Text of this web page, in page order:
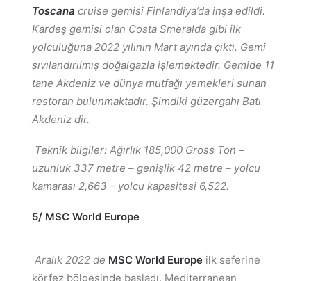
Toscana cruise gemisi Finlandiya’da inşa edildi.
Kardeş gemisi olan Costa Smeralda gibi ilk
yolculuğuna 2022 yılının Mart ayında çıktı. Gemi
sıvılandırılmış doğalgazla işlemektedir. Gemide 11
tane Akdeniz ve dünya mutfağı yemekleri sunan
restoran bulunmaktadır. Şimdiki güzergahı Batı
Akdeniz dir.
Teknik bilgiler: Ağırlık 185,000 Gross Ton –
uzunluk 337 metre – genişlik 42 metre – yolcu
kamarası 2,663 – yolcu kapasitesi 6,522.
5/ MSC World Europe
Aralık 2022 de MSC World Europe ilk seferine
körfez bölgesinde başladı. Mediterranean